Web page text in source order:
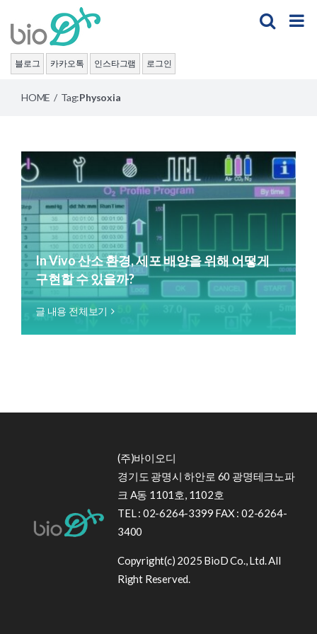
content
블로그 카카오톡 인스타그램 로그인
HOME / Tag:Physoxia
In Vivo 산소 환경, 세포 배양을 위해 어떻게
구현할 수 있을까?
글 내용 전체보기
(주)바이오디
경기도 광명시 하안로 60 광명테크노파
크 A동 1101호, 1102호
TEL : 02-6264-3399 FAX : 02-6264-
3400
Copyright(c) 2025 BioD Co., Ltd. All
Right Reserved.